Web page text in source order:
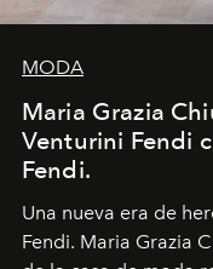
MODA
Maria Grazia
Venturini Fendi
Fendi.
Una nueva era de
Fendi. Maria Grazia